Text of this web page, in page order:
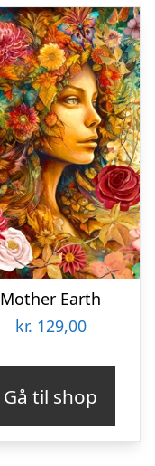
Mother Earth
kr. 129,00
Gå til shop